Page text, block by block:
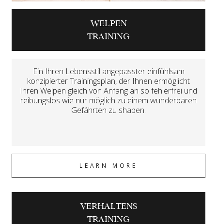
WELPEN
TRAINING
Ein Ihren Lebensstil angepasster einfühlsam
konzipierter Trainingsplan, der Ihnen ermöglicht
Ihren Welpen gleich von Anfang an so fehlerfrei und
reibungslos wie nur möglich zu einem wunderbaren
Gefährten zu shapen.
LEARN MORE
VERHALTENS
TRAINING